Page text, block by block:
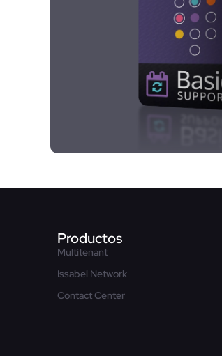
Productos
Multitenant
Issabel Network
Contact Center